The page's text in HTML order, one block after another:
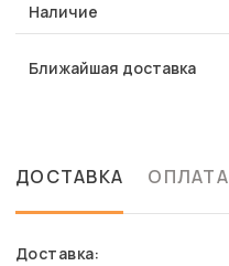
Наличие
Ближайшая доставка
ДОСТАВКА ОПЛАТА
Доставка: